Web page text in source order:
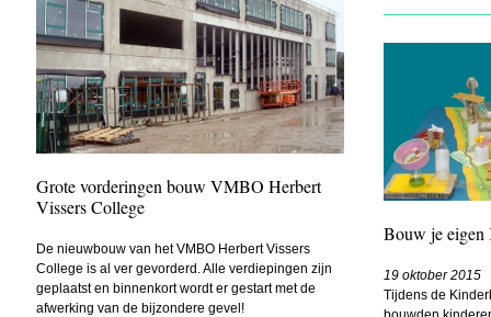
Grote vorderingen bouw VMBO Herbert
Vissers College
De nieuwbouw van het VMBO Herbert Vissers
College is al ver gevorderd. Alle verdiepingen zijn
geplaatst en binnenkort wordt er gestart met de
afwerking van de bijzondere gevel!
Bouw je eigen
19 oktober 2015
Tijdens de